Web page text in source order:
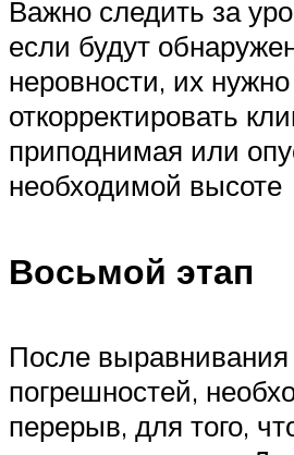
Важно следить за
если будут
неровности, их
откорректировать
приподнимая или
необходимой высоте
Восьмой этап
После выравнивания
погрешностей,
перерыв, для того,